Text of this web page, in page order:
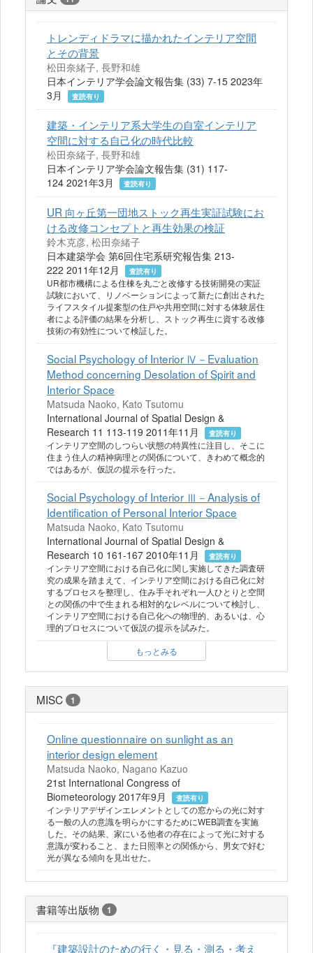
トレンディドラマに描かれたインテリア空間
とその背景
松田奈緒子, 長野和雄
日本インテリア学会論文報告集 (33) 7-15 2023年
3月
査読有り
建築・インテリア系大学生の自室インテリア
空間に対する自己化の時代比較
松田奈緒子, 長野和雄
日本インテリア学会論文報告集 (31) 117-
124 2021年3月
査読有り
UR 向ヶ丘第一団地ストック再生実証試験にお
ける改修コンセプトと再生効果の検証
鈴木克彦, 松田奈緒子
日本建築学会 第6回住宅系研究報告集 213-
222 2011年12月
査読有り
UR都市機構による住棟を丸ごと改修する技術開発の実証
試験において、リノベーションによって新たに創出された
ライフスタイル提案型の住戸や共用空間に対する体験居住
者による評価の結果を分析し、ストック再生に資する改修
技術の有効性について検証した。
Social Psychology of Interior Ⅳ－Evaluation
Method concerning Desolation of Spirit and
Interior Space
Matsuda Naoko, Kato Tsutomu
International Journal of Spatial Design &
Research 11 113-119 2011年11月
査読有り
インテリア空間のしつらい状態の特異性に注目し、そこに
住まう住人の精神病理との関係について、きわめて概念的
ではあるが、仮説の提示を行った。
Social Psychology of Interior Ⅲ－Analysis of
Identification of Personal Interior Space
Matsuda Naoko, Kato Tsutomu
International Journal of Spatial Design &
Research 10 161-167 2010年11月
査読有り
インテリア空間における自己化に関し実施してきた調査研
究の成果を踏まえて、インテリア空間における自己化に対
するプロセスを整理し、住み手それぞれ一人ひとりと空間
との関係の中で生まれる相対的なレベルについて検討し、
インテリア空間における自己化への物理的、あるいは、心
理的プロセスについて仮説の提示を試みた。
もっとみる
MISC 1
Online questionnaire on sunlight as an
interior design element
Matsuda Naoko, Nagano Kazuo
21st International Congress of
Biometeorology 2017年9月
査読有り
インテリアデザインエレメントとしての窓からの光に対す
る一般の人の意識を明らかにするためにWEB調査を実施
した。その結果、家にいる他者の存在によって光に対する
意識が変わること、また日照率との関係から、男女で好む
光が異なる傾向を見出せた。
書籍等出版物 1
『建築設計のための行く・見る・測る・考え